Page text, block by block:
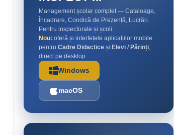
Management școlar complet — Cataloage,
Încadrare, Condică de Prezență, Lucrări.
Pentru inspectorate și școli.
Nou: oferă și interfețele aplicațiilor mobile
pentruCadre Didactice șiElevi / Părinți,
direct pe desktop.
Windows
macOS